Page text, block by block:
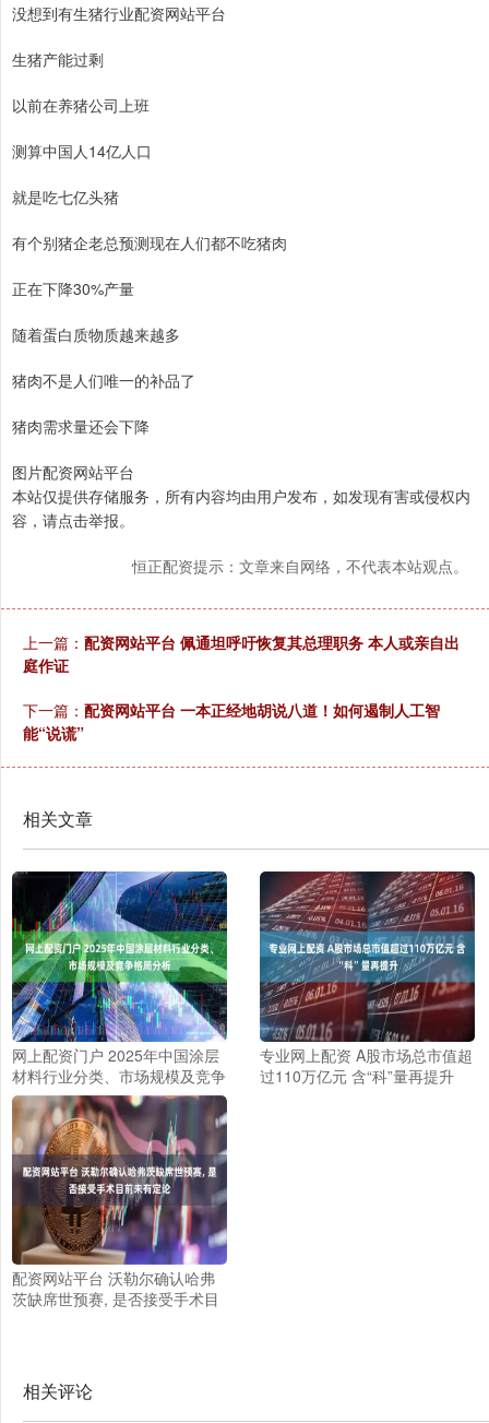
没想到有生猪行业配资网站平台
生猪产能过剩
以前在养猪公司上班
测算中国人14亿人口
就是吃七亿头猪
有个别猪企老总预测现在人们都不吃猪肉
正在下降30%产量
随着蛋白质物质越来越多
猪肉不是人们唯一的补品了
猪肉需求量还会下降
图片配资网站平台
本站仅提供存储服务，所有内容均由用户发布，如发现有害或侵权内
容，请点击举报。
恒正配资提示：文章来自网络，不代表本站观点。
上一篇： 配资网站平台 佩通坦呼吁恢复其总理职务 本人或亲自出
庭作证
下一篇： 配资网站平台 一本正经地胡说八道！如何遏制人工智
能“说谎”
相关文章
网上配资门户 2025年中国涂层
材料行业分类、市场规模及竞争
格局分析
专业网上配资 A股市场总市值超
过110万亿元 含“科”量再提升
配资网站平台 沃勒尔确认哈弗
茨缺席世预赛, 是否接受手术目
相关评论